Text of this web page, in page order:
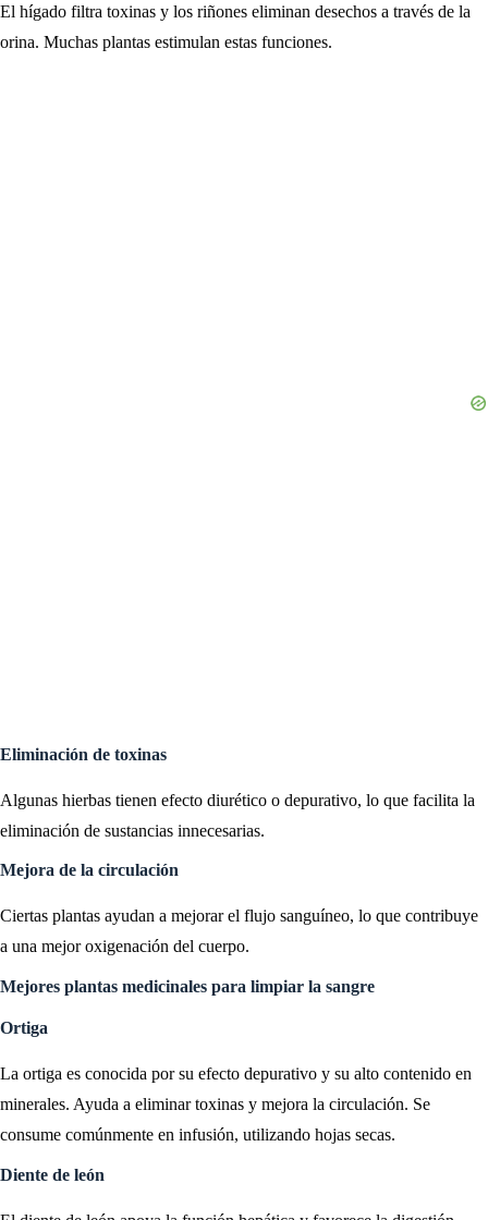
El hígado filtra toxinas y los riñones eliminan desechos a través de la
orina. Muchas plantas estimulan estas funciones.
Eliminación de toxinas
Algunas hierbas tienen efecto diurético o depurativo, lo que facilita la
eliminación de sustancias innecesarias.
Mejora de la circulación
Ciertas plantas ayudan a mejorar el flujo sanguíneo, lo que contribuye
a una mejor oxigenación del cuerpo.
Mejores plantas medicinales para limpiar la sangre
Ortiga
La ortiga es conocida por su efecto depurativo y su alto contenido en
minerales. Ayuda a eliminar toxinas y mejora la circulación. Se
consume comúnmente en infusión, utilizando hojas secas.
Diente de león